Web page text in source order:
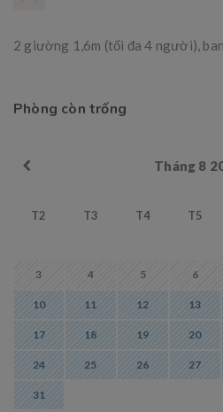
2 giường 1,6m (tối đa 4 người),
Phòng còn trống
Tháng 8
T2 T3 T4 T5
3 4 5 6
10 11 12 13
17 18 19 20
24 25 26 27
31